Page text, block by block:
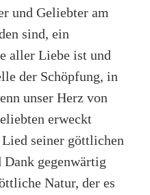
und Geliebter am
sind, ein
aller Liebe ist und
der Schöpfung, in
unser Herz von
erweckt
seiner göttlichen
gegenwärtig
Natur, der es